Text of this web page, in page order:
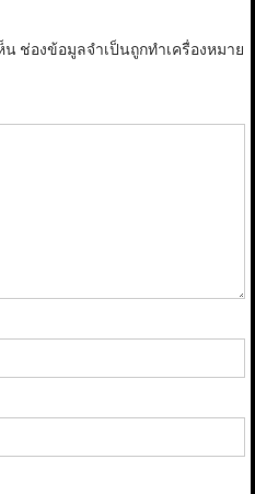
น ช่องข้อมูลจำเป็นถูกทำเครื่องหมาย